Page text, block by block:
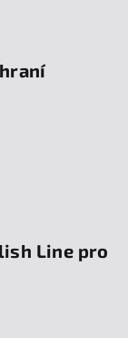
Line pro